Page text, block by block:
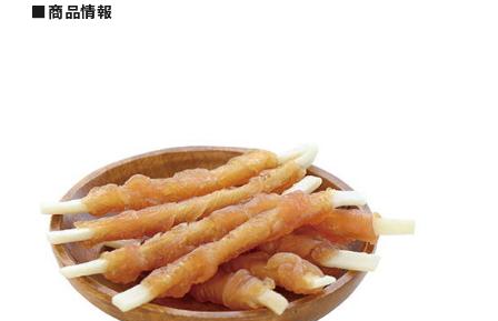
■商品情報